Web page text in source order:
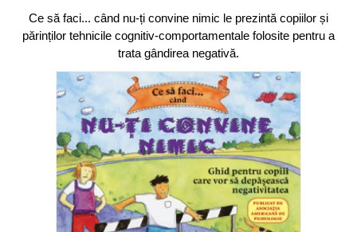
Ce să faci... când nu-ți convine nimic le prezintă copiilor și
părinților tehnicile cognitiv-comportamentale folosite pentru a
trata gândirea negativă.